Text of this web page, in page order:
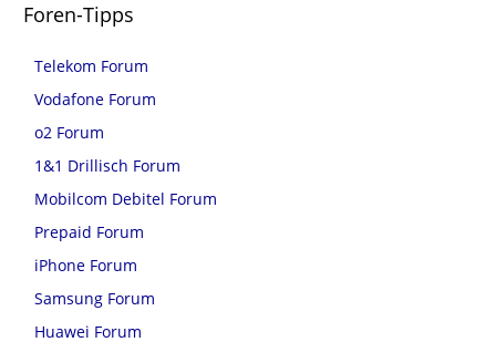
Foren-Tipps
Telekom Forum
Vodafone Forum
o2 Forum
1&1 Drillisch Forum
Mobilcom Debitel Forum
Prepaid Forum
iPhone Forum
Samsung Forum
Huawei Forum